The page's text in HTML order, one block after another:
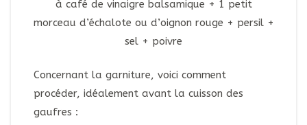
à café de vinaigre balsamique + 1 petit
morceau d’échalote ou d’oignon rouge + persil +
sel + poivre
Concernant la garniture, voici comment
procéder, idéalement avant la cuisson des
gaufres :